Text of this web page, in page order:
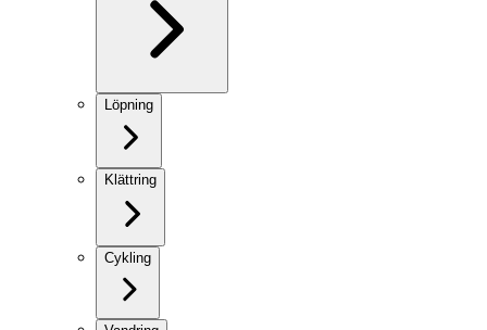
Löpning
Klättring
Cykling